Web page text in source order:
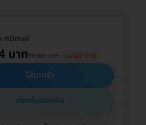
HDmall
บาท18,000 บาท ประหยัด 21%
ใส่ตะกร้า
แชทกับแอดมิน